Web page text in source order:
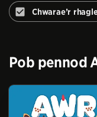
Chwarae’r
nesaf
Pob pennod